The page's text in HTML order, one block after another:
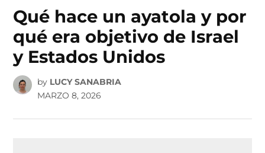
Qué hace un ayatola y por
qué era objetivo de Israel
y Estados Unidos
by LUCY SANABRIA
MARZO 8, 2026